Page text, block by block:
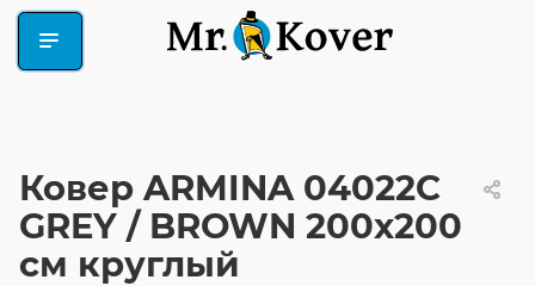
Ковер ARMINA 04022C
GREY / BROWN 200x200
см круглый